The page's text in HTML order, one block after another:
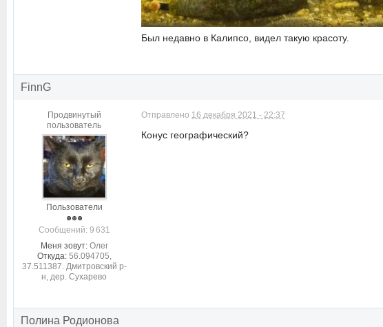
Был недавно в Калипсо, видел такую красоту.
FinnG
Продвинутый
пользователь
Пользователи
Cообщений: 9 631
Меня зовут: Олег
Откуда: 56.094705,
37.511387. Дмитровский р-
н, дер. Сухарево
Отправлено 16 декабря 2021 - 22:37
Конус географический?
Полина Родионова